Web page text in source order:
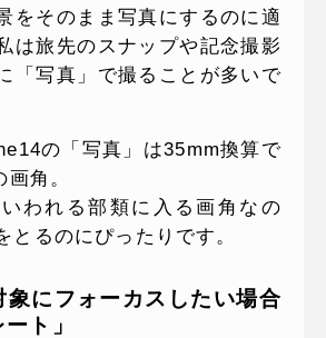
をそのまま写真にするのに適
は旅先のスナップや記念撮影
「写真」で撮ることが多いで
の「写真」は35mm換算で
角。
われる部類に入る画角なの
とるのにぴったりです。
象にフォーカスしたい場合
ト」